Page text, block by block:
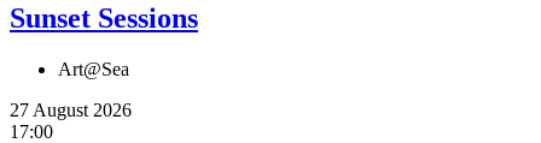
Sunset Sessions
Art@Sea
27 August 2026
17:00